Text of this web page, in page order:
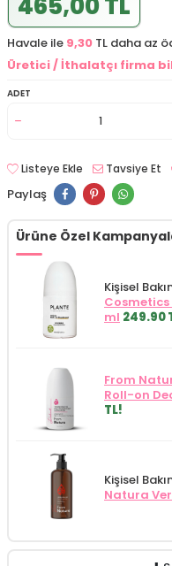
Havale ile 9,30 TL daha az
Üretici / İthalatçı firma
ADET
Listeye Ekle Tavsiye Et
Paylaş
Ürüne Özel
Kişisel
ml 249.90
From
Roll-on
TL!
Kişisel
Natura